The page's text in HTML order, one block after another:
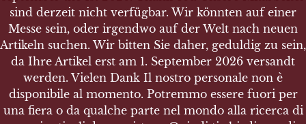
UNIFORMEFFEKTEN
DEUTSCHLAND 1919 - 1945
UNIFORMEFFEKTEN
Produktsuche
Suchen nach:
sind derzeit nicht verfügbar. Wir könnten auf einer
Messe sein, oder irgendwo auf der Welt nach neuen
Artikeln suchen. Wir bitten Sie daher, geduldig zu sein,
da Ihre Artikel erst am 1. September 2026 versandt
werden. Vielen Dank Il nostro personale non è
disponibile al momento. Potremmo essere fuori per
una fiera o da qualche parte nel mondo alla ricerca di